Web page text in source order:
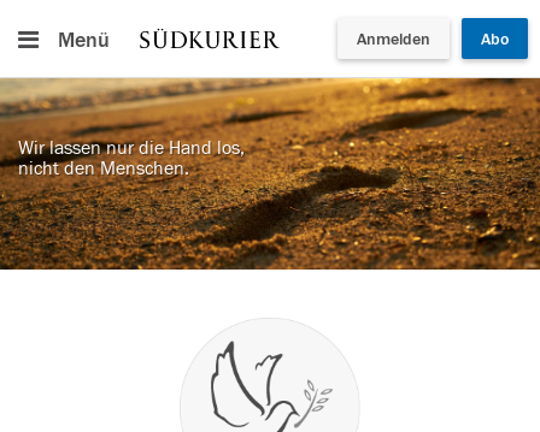
Menü Anmelden Abo
Wir lassen nur die Hand los,
nicht den Menschen.